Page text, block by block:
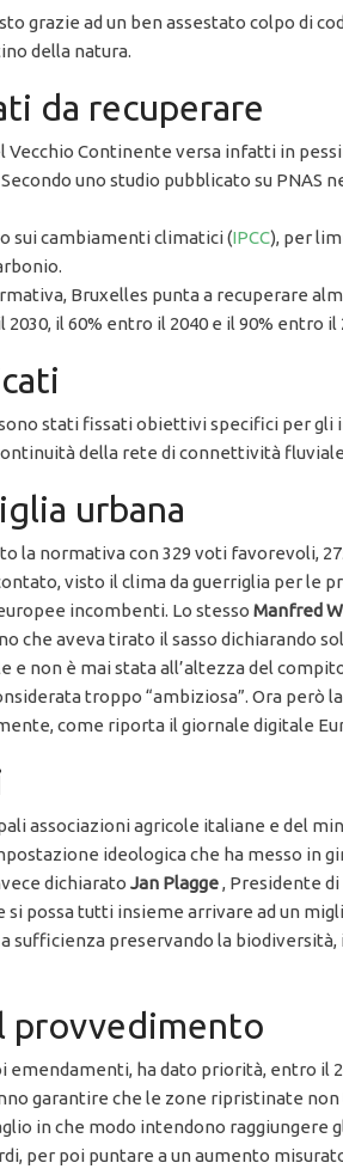
grazie ad un ben assestato colpo di
della natura.
da recuperare
Vecchio Continente versa infatti in
uno studio pubblicato su PNAS
sui cambiamenti climatici (IPCC), per
Bruxelles punta a recuperare
il 60% entro il 2040 e il 90% entro il
stati fissati obiettivi specifici per
della rete di connettività
urbana
la normativa con 329 voti favorevoli,
visto il clima da guerriglia per
incombenti. Lo stesso Manfred
che aveva tirato il sasso dichiarando
e non è mai stata all’altezza del
troppo “ambiziosa”. Ora
come riporta il giornale digitale
associazioni agricole italiane e del
ideologica che ha messo in
dichiarato Jan Plagge, Presidente di
si possa tutti insieme arrivare ad un
sufficienza preservando la
provvedimento
emendamenti, ha dato priorità, entro il
garantire che le zone ripristinate
in che modo intendono raggiungere
per poi puntare a un aumento